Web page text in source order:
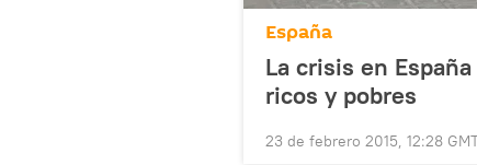
España
La crisis en
ricos y pobres
23 de febrero 2015, 12:28